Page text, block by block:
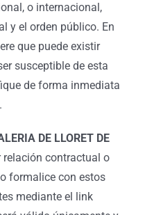
o internacional,
y el orden público. En
que puede existir
susceptible de esta
de forma inmediata
DE LLORET DE
contractual o
formalice con estos
mediante el link